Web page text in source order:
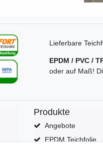
Lieferbare
EPDM / PVC /
oder auf Maß!
Produkte
Angebote
EPDM Teichfolie